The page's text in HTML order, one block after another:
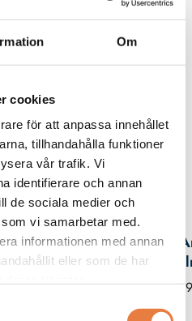
Om
cookies
för att anpassa innehållet
tillhandahålla funktioner
vår trafik. Vi
identifierare och annan
de sociala medier och
vi samarbetar med.
informationen med annan
eller som de har
på avstånd